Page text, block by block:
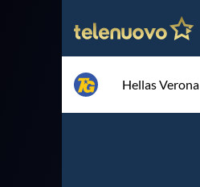
Hellas Verona